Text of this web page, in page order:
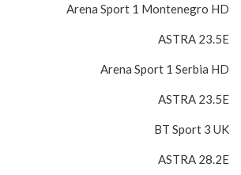
Arena Sport 1 Montenegro HD
ASTRA 23.5E
Arena Sport 1 Serbia HD
ASTRA 23.5E
BT Sport 3 UK
ASTRA 28.2E